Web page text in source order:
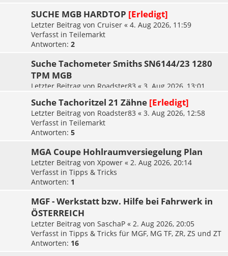
SUCHE MGB HARDTOP [Erledigt]
Letzter Beitrag von Cruiser « 4. Aug 2026, 11:59
Verfasst in Teilemarkt
Antworten: 2
Suche Tachometer Smiths SN6144/23 1280
TPM MGB
Letzter Beitrag von Roadster83 « 3. Aug 2026, 13:01
Suche Tachoritzel 21 Zähne [Erledigt]
Letzter Beitrag von Roadster83 « 3. Aug 2026, 12:58
Verfasst in Teilemarkt
Antworten: 5
MGA Coupe Hohlraumversiegelung Plan
Letzter Beitrag von Xpower « 2. Aug 2026, 20:14
Verfasst in Tipps & Tricks
Antworten: 1
MGF - Werkstatt bzw. Hilfe bei Fahrwerk in
ÖSTERREICH
Letzter Beitrag von SaschaP « 2. Aug 2026, 20:05
Verfasst in Tipps & Tricks für MGF, MG TF, ZR, ZS und ZT
Antworten: 16